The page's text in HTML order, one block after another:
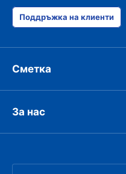
Поддръжка на клиенти
Сметка
За нас